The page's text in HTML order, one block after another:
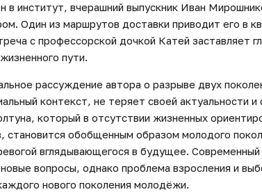
в институт, вчерашний выпускник Иван
Один из маршрутов доставки приводит его в
с профессорской дочкой Катей заставляет
пути.
рассуждение автора о разрыве двух
контекст, не теряет своей актуальности
который в отсутствии жизненных
становится обобщенным образом молодого
вглядывающегося в будущее.
вопросы, однако проблема взросления и
нового поколения молодёжи.